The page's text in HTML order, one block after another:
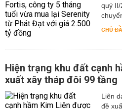
quý
CHỦ
Hiện trạng khu đất cạnh
xuất xây tháp đôi 99 tầng
Liên
đề